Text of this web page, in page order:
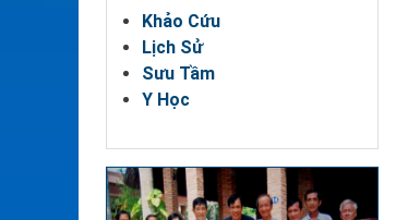
Khảo Cứu
Lịch Sử
Sưu Tầm
Y Học